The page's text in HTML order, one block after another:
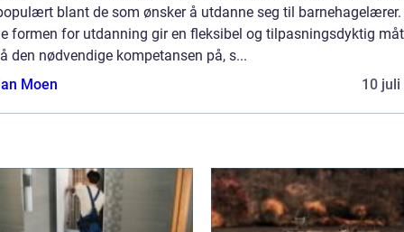
blant de som ønsker å utdanne seg til barnehagelærer.
formen for utdanning gir en fleksibel og tilpasningsdyktig
den nødvendige kompetansen på, s...
Moen
10 juli